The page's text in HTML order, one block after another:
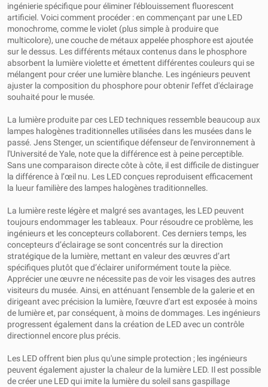
ingénierie spécifique pour éliminer l'éblouissement fluorescent
artificiel. Voici comment procéder : en commençant par une LED
monochrome, comme le violet (plus simple à produire que
multicolore), une couche de métaux appelée phosphore est ajoutée
sur le dessus. Les différents métaux contenus dans le phosphore
absorbent la lumière violette et émettent différentes couleurs qui se
mélangent pour créer une lumière blanche. Les ingénieurs peuvent
ajuster la composition du phosphore pour obtenir l'effet d'éclairage
souhaité pour le musée.
La lumière produite par ces LED techniques ressemble beaucoup aux
lampes halogènes traditionnelles utilisées dans les musées dans le
passé. Jens Stenger, un scientifique défenseur de l'environnement à
l'Université de Yale, note que la différence est à peine perceptible.
Sans une comparaison directe côte à côte, il est difficile de distinguer
la différence à l’œil nu. Les LED conçues reproduisent efficacement
la lueur familière des lampes halogènes traditionnelles.
La lumière reste légère et malgré ses avantages, les LED peuvent
toujours endommager les tableaux. Pour résoudre ce problème, les
ingénieurs et les concepteurs collaborent. Ces derniers temps, les
concepteurs d’éclairage se sont concentrés sur la direction
stratégique de la lumière, mettant en valeur des œuvres d’art
spécifiques plutôt que d’éclairer uniformément toute la pièce.
Apprécier une œuvre ne nécessite pas de voir les visages des autres
visiteurs du musée. Ainsi, en atténuant l'ensemble de la galerie et en
dirigeant avec précision la lumière, l'œuvre d'art est exposée à moins
de lumière et, par conséquent, à moins de dommages. Les ingénieurs
progressent également dans la création de LED avec un contrôle
directionnel encore plus précis.
Les LED offrent bien plus qu'une simple protection ; les ingénieurs
peuvent également ajuster la chaleur de la lumière LED. Il est possible
de créer une LED qui imite la lumière du soleil sans gaspillage